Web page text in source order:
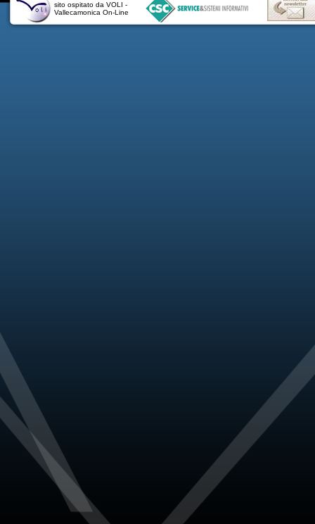
sito ospitato da VOLI -
Vallecamonica On-Line